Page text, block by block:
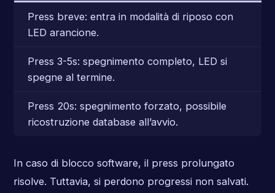
Press breve: entra in modalità di riposo con
LED arancione.
Press 3-5s: spegnimento completo, LED si
spegne al termine.
Press 20s: spegnimento forzato, possibile
ricostruzione database all’avvio.
In caso di blocco software, il press prolungato
risolve. Tuttavia, si perdono progressi non salvati.